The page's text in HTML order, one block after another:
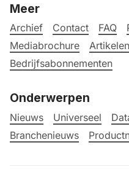
Meer
Archief Contact FAQ
Mediabrochure
Bedrijfsabonnementen
Onderwerpen
Nieuws Universeel
Branchenieuws